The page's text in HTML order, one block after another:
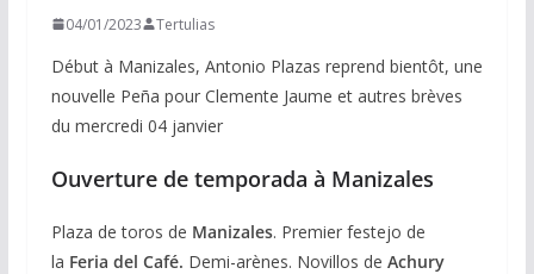
04/01/2023 Tertulias
Début à Manizales, Antonio Plazas reprend bientôt, une
nouvelle Peña pour Clemente Jaume et autres brèves
du mercredi 04 janvier
Ouverture de temporada à Manizales
Plaza de toros de Manizales. Premier festejo de
la Feria del Café. Demi-arènes. Novillos de Achury